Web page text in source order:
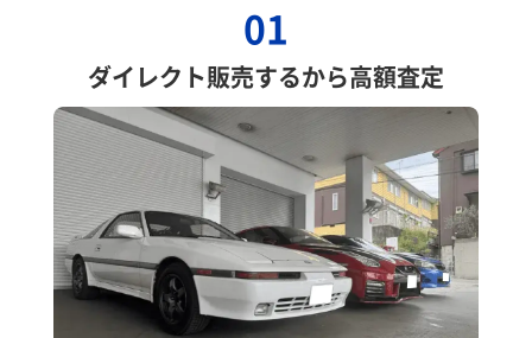
01
ダイレクト販売するから高額査定